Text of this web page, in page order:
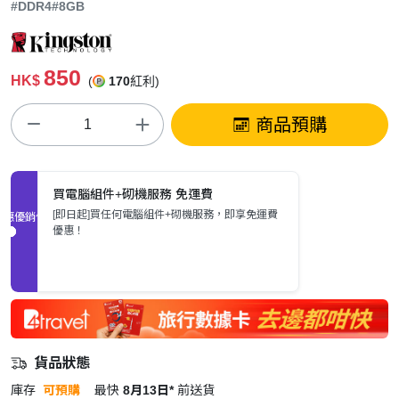
#DDR4#8GB
HK$ 850 ( 170紅利)
商品預購
促銷優惠
買電腦組件+砌機服務 免運費
[即日起]買任何電腦組件+砌機服務，即享免運費
優惠！
貨品狀態
庫存 可預購 最快 8月13日* 前送貨